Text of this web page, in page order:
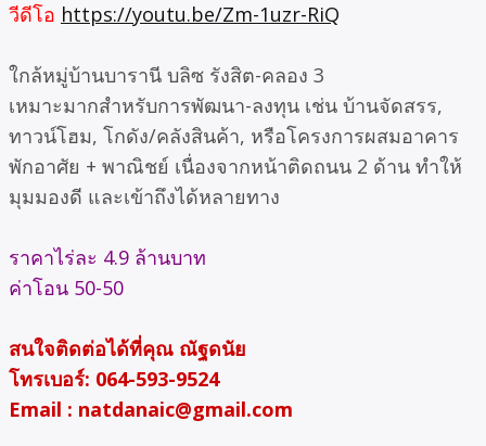
วีดีโอ https://youtu.be/Zm-1uzr-RiQ
ใกล้หมู่บ้านบารานี บลิซ รังสิต-คลอง 3
เหมาะมากสำหรับการพัฒนา-ลงทุน เช่น บ้านจัดสรร,
ทาวน์โฮม, โกดัง/คลังสินค้า, หรือโครงการผสมอาคาร
พักอาศัย + พาณิชย์ เนื่องจากหน้าติดถนน 2 ด้าน ทำให้
มุมมองดี และเข้าถึงได้หลายทาง
ราคาไร่ละ 4.9 ล้านบาท
ค่าโอน 50-50
สนใจติดต่อได้ที่คุณ ณัฐดนัย
โทรเบอร์: 064-593-9524
Email : natdanaic@gmail.com